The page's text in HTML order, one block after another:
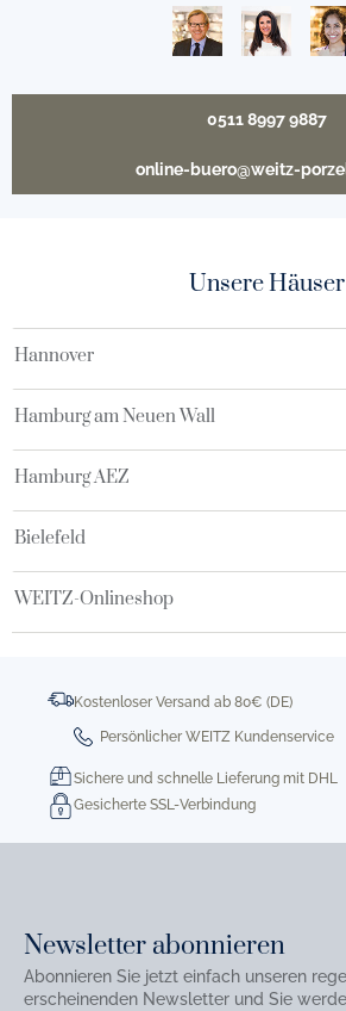
0511 8997 9887
online-buero@weitz-
Unsere Häuser
Hannover
Hamburg am Neuen Wall
Hamburg AEZ
Bielefeld
WEITZ-Onlineshop
Kostenloser Versand ab 80€ (DE)
Persönlicher WEITZ Kundenservice
Sichere und schnelle Lieferung mit DHL
Gesicherte SSL-Verbindung
Newsletter abonnieren
Abonnieren Sie jetzt einfach unseren
erscheinenden Newsletter und Sie